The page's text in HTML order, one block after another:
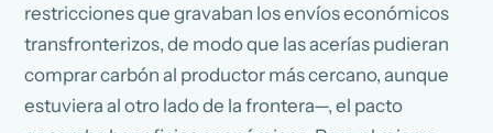
restricciones que gravaban los envíos económicos
transfronterizos, de modo que las acerías pudieran
comprar carbón al productor más cercano, aunque
estuviera al otro lado de la frontera—, el pacto